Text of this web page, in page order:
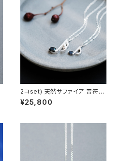
2コset) 天然サファイア 音符
ペア ネックレス シルバー925
¥25,800